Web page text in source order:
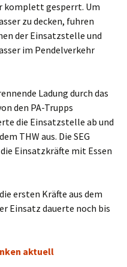
komplett gesperrt. Um
zu decken, fuhren
der Einsatzstelle und
im Pendelverkehr
Ladung durch das
den PA-Trupps
die Einsatzstelle ab und
THW aus. Die SEG
Einsatzkräfte mit Essen
ersten Kräfte aus dem
Einsatz dauerte noch bis
aktuell